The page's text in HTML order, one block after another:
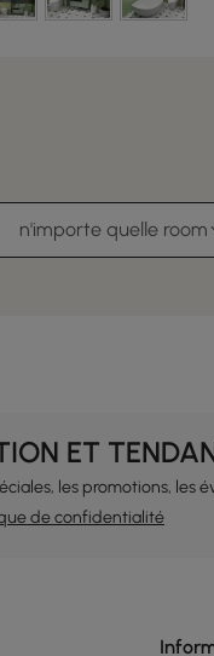
n'importe quelle room
ET
les promotions, les
de confidentialité